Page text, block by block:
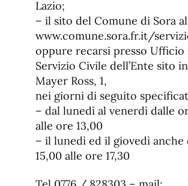
Lazio;
– il sito del Comune di Sora
www.comune.sora.fr.it/
oppure recarsi presso Ufficio
Servizio Civile dell’Ente sito
Mayer Ross, 1,
nei giorni di seguito
– dal lunedì al venerdì dalle
alle ore 13,00
– il lunedì ed il giovedì anche
15,00 alle ore 17,30